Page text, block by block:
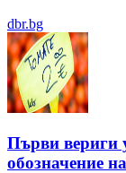
dbr.bg
Първи вериги
обозначение